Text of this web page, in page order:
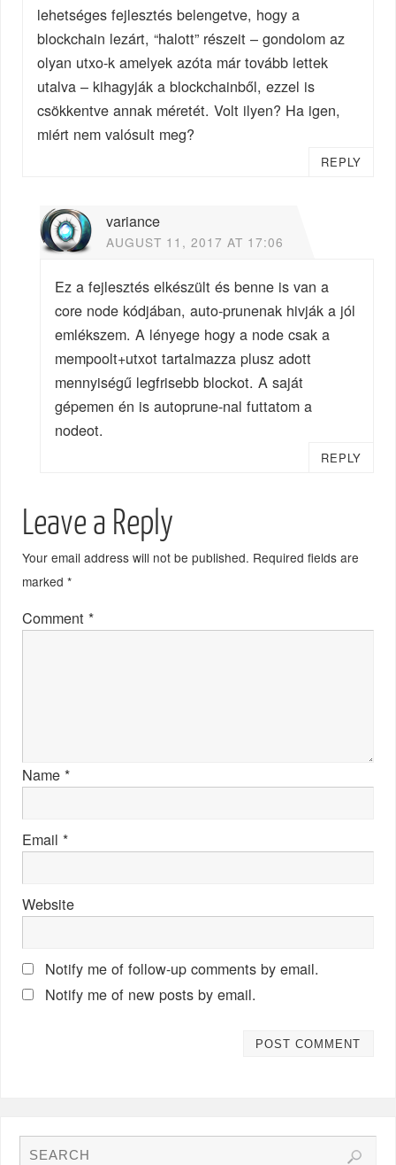
lehetséges fejlesztés belengetve, hogy a
blockchain lezárt, “halott” részeit – gondolom az
olyan utxo-k amelyek azóta már tovább lettek
utalva – kihagyják a blockchainből, ezzel is
csökkentve annak méretét. Volt ilyen? Ha igen,
miért nem valósult meg?
REPLY
variance
AUGUST 11, 2017 AT 17:06
Ez a fejlesztés elkészült és benne is van a
core node kódjában, auto-prunenak hivják a jól
emlékszem. A lényege hogy a node csak a
mempoolt+utxot tartalmazza plusz adott
mennyiségű legfrisebb blockot. A saját
gépemen én is autoprune-nal futtatom a
nodeot.
REPLY
Leave a Reply
Your email address will not be published. Required fields are
marked*
Comment*
Name*
Email*
Website
Notify me of follow-up comments by email.
Notify me of new posts by email.